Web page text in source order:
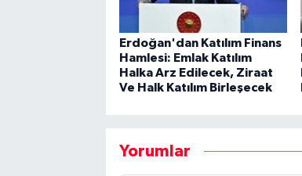
Erdoğan'dan Katılım Finans
Hamlesi: Emlak Katılım
Halka Arz Edilecek, Ziraat
Ve Halk Katılım Birleşecek
Yorumlar